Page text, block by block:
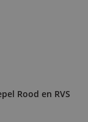
Rood en RVS